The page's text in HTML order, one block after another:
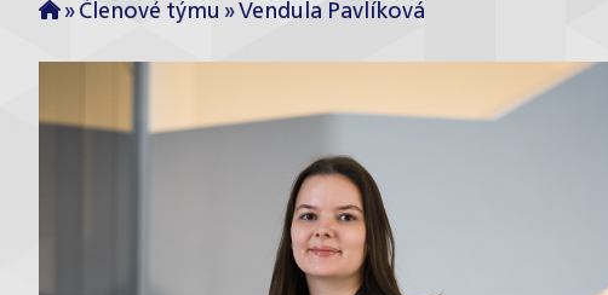
» Členové týmu » Vendula Pavlíková